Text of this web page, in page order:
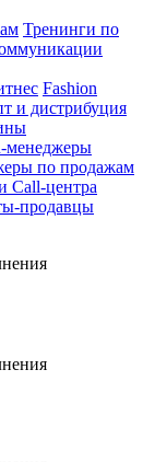
Тренинги по
Fashion
и дистрибуция
менеджеры
по продажам
Call-центра
продавцы